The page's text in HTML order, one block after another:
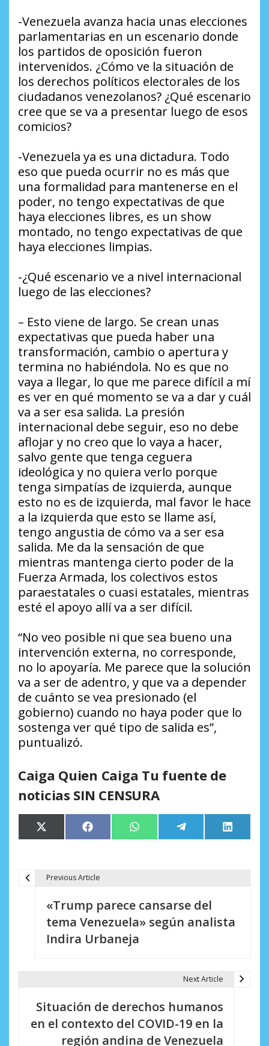
-Venezuela avanza hacia unas elecciones
parlamentarias en un escenario donde
los partidos de oposición fueron
intervenidos. ¿Cómo ve la situación de
los derechos políticos electorales de los
ciudadanos venezolanos? ¿Qué escenario
cree que se va a presentar luego de esos
comicios?
-Venezuela ya es una dictadura. Todo
eso que pueda ocurrir no es más que
una formalidad para mantenerse en el
poder, no tengo expectativas de que
haya elecciones libres, es un show
montado, no tengo expectativas de que
haya elecciones limpias.
-¿Qué escenario ve a nivel internacional
luego de las elecciones?
– Esto viene de largo. Se crean unas
expectativas que pueda haber una
transformación, cambio o apertura y
termina no habiéndola. No es que no
vaya a llegar, lo que me parece difícil a mí
es ver en qué momento se va a dar y cuál
va a ser esa salida. La presión
internacional debe seguir, eso no debe
aflojar y no creo que lo vaya a hacer,
salvo gente que tenga ceguera
ideológica y no quiera verlo porque
tenga simpatías de izquierda, aunque
esto no es de izquierda, mal favor le hace
a la izquierda que esto se llame así,
tengo angustia de cómo va a ser esa
salida. Me da la sensación de que
mientras mantenga cierto poder de la
Fuerza Armada, los colectivos estos
paraestatales o cuasi estatales, mientras
esté el apoyo allí va a ser difícil.
“No veo posible ni que sea bueno una
intervención externa, no corresponde,
no lo apoyaría. Me parece que la solución
va a ser de adentro, y que va a depender
de cuánto se vea presionado (el
gobierno) cuando no haya poder que lo
sostenga ver qué tipo de salida es”,
puntualizó.
Caiga Quien Caiga Tu fuente de
noticias SIN CENSURA
Compartir
en
X
(Twitter)
Compartir
en
Facebook Compartir
en
WhatsApp Compartir
en
Telegram
en
LinkedIn
Previous Article
«Trump parece cansarse del
tema Venezuela» según analista
Indira Urbaneja
Next Article
Situación de derechos humanos
en el contexto del COVID-19 en la
región andina de Venezuela